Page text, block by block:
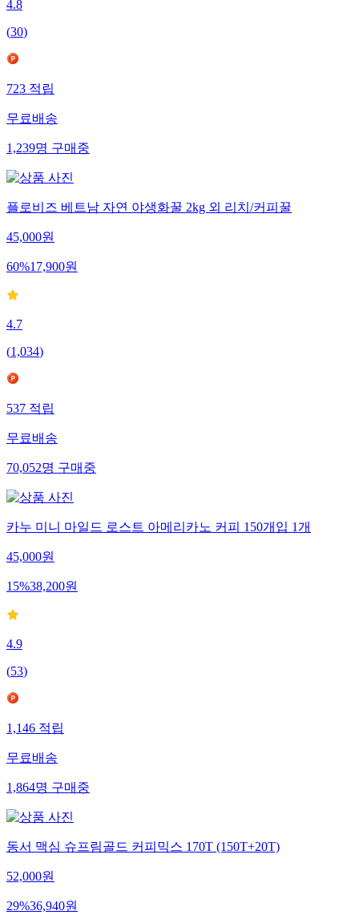
4.8
(30)
723적립
무료배송
1,239명구매중
플로비즈 베트남 자연 야생화꿀 2kg 외 리치/커피꿀
45,000원
60%17,900원
4.7
(1,034)
537적립
무료배송
70,052명구매중
카누 미니 마일드 로스트 아메리카노 커피 150개입 1개
45,000원
15%38,200원
4.9
(53)
1,146적립
무료배송
1,864명구매중
동서 맥심 슈프림골드 커피믹스 170T (150T+20T)
52,000원
29%36,940원